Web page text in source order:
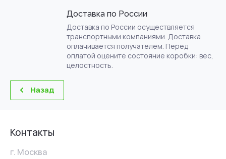
Доставка по России
Доставка по России осуществляется
транспортными компаниями. Доставка
оплачивается получателем. Перед
оплатой оцените состояние коробки: вес,
целостность.
Назад
Контакты
г. Москва